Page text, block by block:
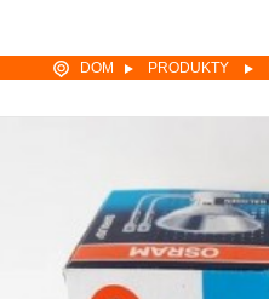
DOM PRODUKTY